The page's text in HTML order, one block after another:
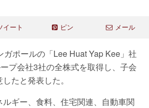
イート ピン メール
ガポールの「Lee Huat Yap Kee」社
プ会社3社の全株式を取得し、子会
たと発表した。
ギー、食料、住宅関連、自動車関